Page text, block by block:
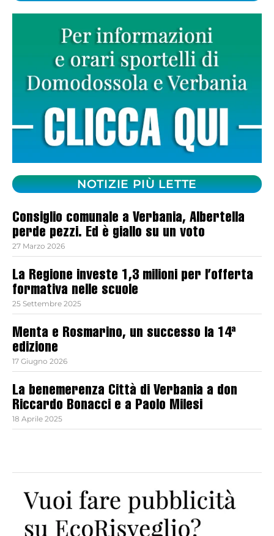
NOTIZIE PIÙ LETTE
Consiglio comunale a Verbania, Albertella
perde pezzi. Ed è giallo su un voto
27 Marzo 2026
La Regione investe 1,3 milioni per l’offerta
formativa nelle scuole
25 Settembre 2025
Menta e Rosmarino, un successo la 14ª
edizione
17 Giugno 2026
La benemerenza Città di Verbania a don
Riccardo Bonacci e a Paolo Milesi
18 Aprile 2025